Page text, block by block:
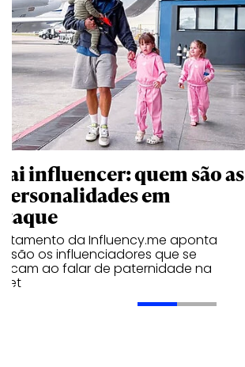
influencer: quem são as
em
da Influency.me aponta
são os influenciadores que se
ao falar de paternidade na